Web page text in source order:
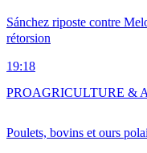
Sánchez riposte contre
rétorsion
19:18
Poulets, bovins et ours
PROAGRICULTURE &